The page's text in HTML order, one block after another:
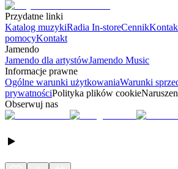
Przydatne linki
Katalog muzykiRadia In-storeCennik
pomocyKontakt
Jamendo
Jamendo dla artystówJamendo Music
Informacje prawne
Ogólne warunki użytkowaniaWarunki
prywatnościPolityka plików cookie
Obserwuj nas